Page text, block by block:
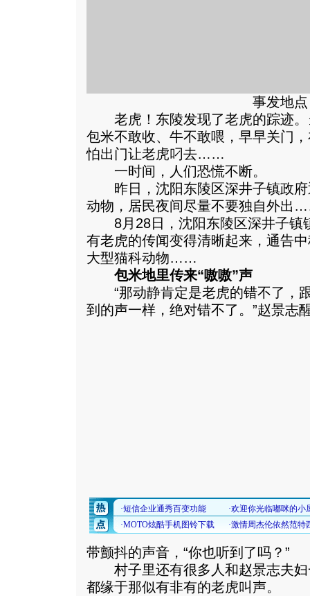
事发地点
老虎！东陵发现了老虎的踪迹。
包米不敢收、牛不敢喂，早早关门
怕出门让老虎叼去……
一时间，人们恐慌不断。
昨日，沈阳东陵区深井子镇政府
动物，居民夜间尽量不要独自外出
8月28日，沈阳东陵区深井子镇
有老虎的传闻变得清晰起来，通告
大型猫科动物……
包米地里传来“嗷嗷”声
“那动静肯定是老虎的错不了，
到的声一样，绝对错不了。 ”赵景志
带颤抖的声音，“你也听到了吗？”
村子里还有很多人和赵景志夫妇
都缘于那似有非有的老虎叫声。